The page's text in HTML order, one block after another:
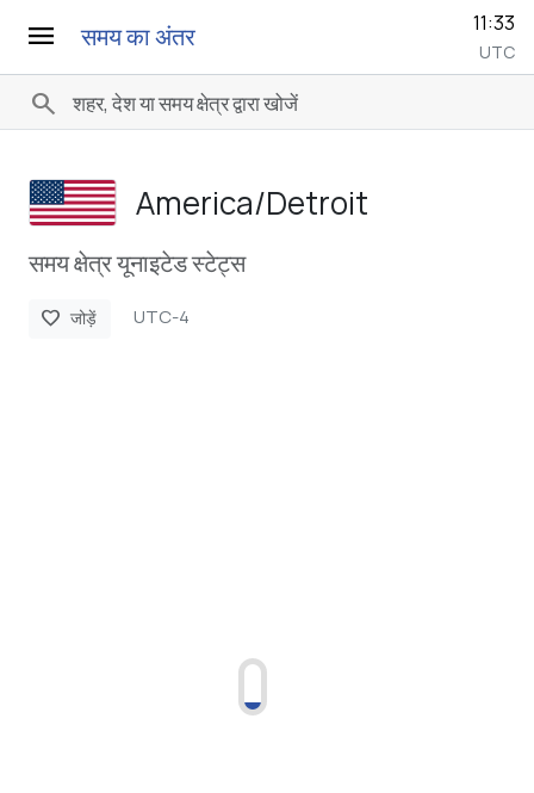
menu समय का अंतर 11:33
UTC
search
America/­Detroit
समय क्षेत्र यूनाइटेड स्टेट्स
favorite जोड़ें UTC-4